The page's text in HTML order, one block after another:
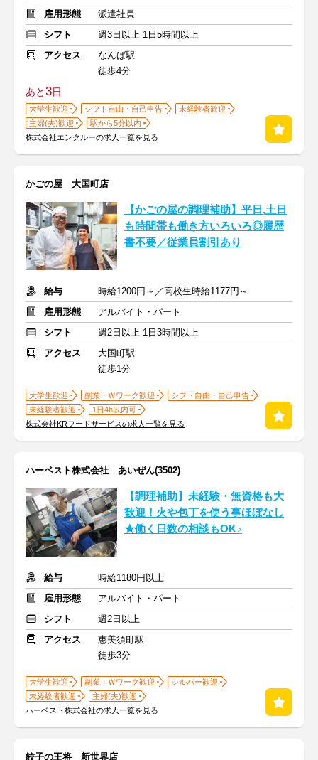
雇用形態
派遣社員
シフト
週3日以上 1日5時間以上
アクセス
なんば駅
徒歩4分
あと3日
大学生歓迎 シフト自由・自己申告
未経験者歓迎
主婦(夫)歓迎
駅から5分以内
株式会社エンクルーの求人一覧を見る
かごの屋 大国町店
【かごの屋の調理補助】平日,土日
も時間帯も働き方いろいろ◎履歴
書不要／従業員割引あり
給与
時給1200円～／高校生時給1177円～
雇用形態
アルバイト・パート
シフト
週2日以上 1日3時間以上
アクセス
大国町駅
徒歩1分
大学生歓迎 副業・Ｗワーク歓迎
シフト自由・自己申告
未経験者歓迎
1日4h以内可
株式会社KRフードサービスの求人一覧を見る
ハーベスト株式会社 あいぜん(3502)
【調理補助】未経験・無資格も大
歓迎！火や包丁を使う事ほぼなし
★働く日数の相談もOK♪
給与
時給1180円以上
雇用形態
アルバイト・パート
シフト
週2日以上
アクセス
恵美須町駅
徒歩3分
大学生歓迎 副業・Ｗワーク歓迎
シルバー歓迎
未経験者歓迎
主婦(夫)歓迎
ハーベスト株式会社の求人一覧を見る
餃子の王将 新世界店